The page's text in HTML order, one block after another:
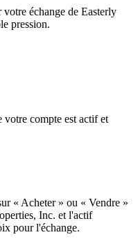
échange de Easterly
pression.
compte est actif et
« Acheter » ou « Vendre »
Inc. et l'actif
pour l'échange.